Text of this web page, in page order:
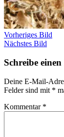
Vorheriges Bild
Nächstes Bild
Schreibe
Deine E-Mail-
Felder sind mit *
Kommentar *